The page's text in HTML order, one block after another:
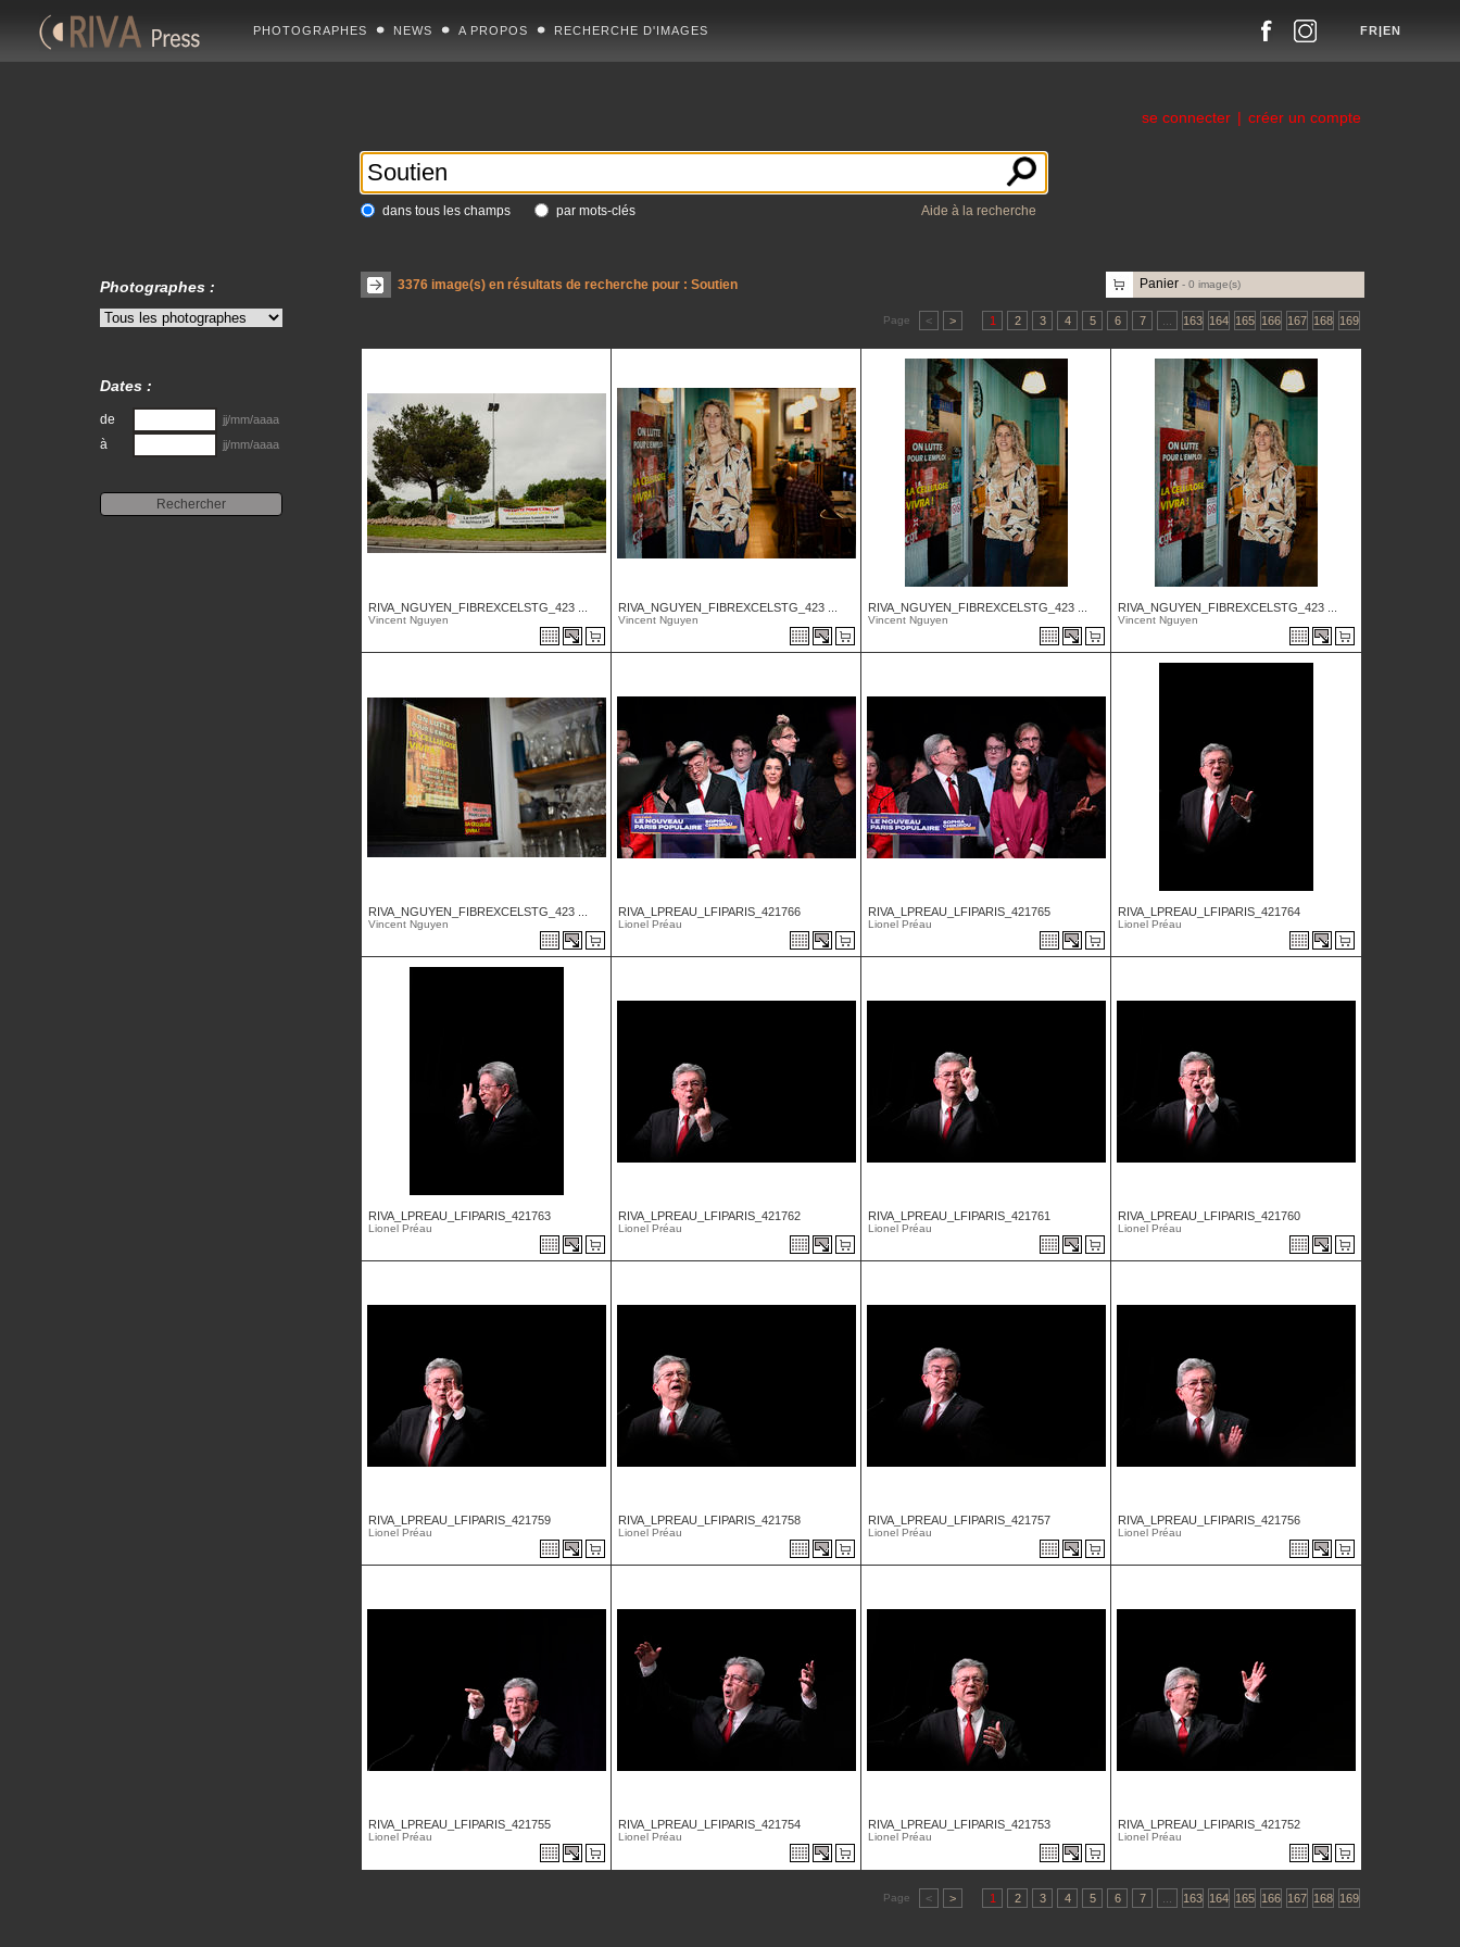
PHOTOGRAPHES NEWS A PROPOS RECHERCHE D'IMAGES FR|EN
se connecter | créer un compte
dans tous les champs par mots-clés Aide à la recherche
3376 image(s) en résultats de recherche pour : Soutien Panier - 0 image(s)
Page < > 1 2 3 4 5 6 7 163 164 165 166 167 168 169
RIVA_NGUYEN_FIBREXCELSTG_423 ...
Vincent Nguyen
RIVA_NGUYEN_FIBREXCELSTG_423 ...
Vincent Nguyen
RIVA_NGUYEN_FIBREXCELSTG_423 ...
Vincent Nguyen
RIVA_NGUYEN_FIBREXCELSTG_423 ...
Vincent Nguyen
RIVA_NGUYEN_FIBREXCELSTG_423 ...
Vincent Nguyen
RIVA_LPREAU_LFIPARIS_421766
Lionel Préau
RIVA_LPREAU_LFIPARIS_421765
Lionel Préau
RIVA_LPREAU_LFIPARIS_421764
Lionel Préau
RIVA_LPREAU_LFIPARIS_421763
Lionel Préau
RIVA_LPREAU_LFIPARIS_421762
Lionel Préau
RIVA_LPREAU_LFIPARIS_421761
Lionel Préau
RIVA_LPREAU_LFIPARIS_421760
Lionel Préau
RIVA_LPREAU_LFIPARIS_421759
Lionel Préau
RIVA_LPREAU_LFIPARIS_421758
Lionel Préau
RIVA_LPREAU_LFIPARIS_421757
Lionel Préau
RIVA_LPREAU_LFIPARIS_421756
Lionel Préau
RIVA_LPREAU_LFIPARIS_421755
Lionel Préau
RIVA_LPREAU_LFIPARIS_421754
Lionel Préau
RIVA_LPREAU_LFIPARIS_421753
Lionel Préau
RIVA_LPREAU_LFIPARIS_421752
Lionel Préau
Page < > 1 2 3 4 5 6 7 163 164 165 166 167 168 169
Photographes :
Dates :
de jj/mm/aaaa
à jj/mm/aaaa